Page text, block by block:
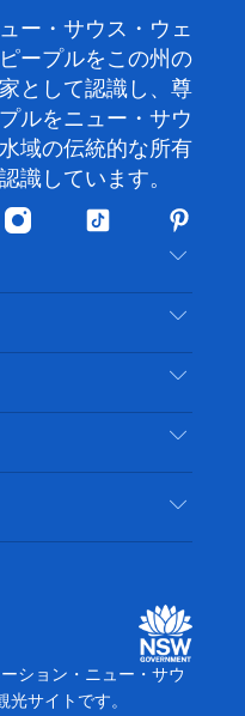
ー・サウス・ウェ
ープルをこの州の
として認識し、尊
ルをニュー・サウ
域の伝統的な所有
識しています。
イ
ス
グ
ム
テ
ッ
ト
ク
ピ
ン
タ
レ
ス
ト
・サウス・ウェール
ション・ニュー・サウ
光サイトです。